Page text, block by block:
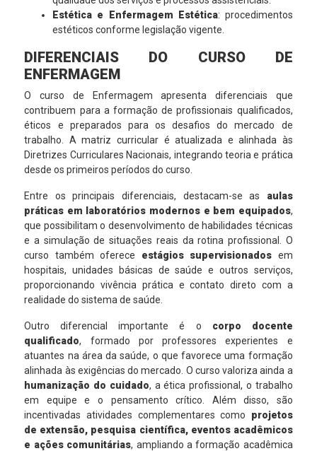
Estética e Enfermagem Estética: procedimentos
estéticos conforme legislação vigente.
DIFERENCIAIS DO CURSO DE
ENFERMAGEM
O curso de Enfermagem apresenta diferenciais que
contribuem para a formação de profissionais qualificados,
éticos e preparados para os desafios do mercado de
trabalho. A matriz curricular é atualizada e alinhada às
Diretrizes Curriculares Nacionais, integrando teoria e prática
desde os primeiros períodos do curso.
Entre os principais diferenciais, destacam-se as aulas
práticas em laboratórios modernos e bem equipados,
que possibilitam o desenvolvimento de habilidades técnicas
e a simulação de situações reais da rotina profissional. O
curso também oferece estágios supervisionados em
hospitais, unidades básicas de saúde e outros serviços,
proporcionando vivência prática e contato direto com a
realidade do sistema de saúde.
Outro diferencial importante é o corpo docente
qualificado, formado por professores experientes e
atuantes na área da saúde, o que favorece uma formação
alinhada às exigências do mercado. O curso valoriza ainda a
humanização do cuidado, a ética profissional, o trabalho
em equipe e o pensamento crítico. Além disso, são
incentivadas atividades complementares como projetos
de extensão, pesquisa científica, eventos acadêmicos
e ações comunitárias, ampliando a formação acadêmica